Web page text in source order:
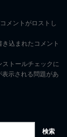
メントがロストし
き込まれたコメント
トールチェックに
示される問題があ